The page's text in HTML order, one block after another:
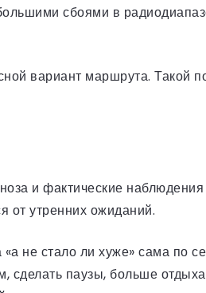
сбоями в
вариант маршрута. Такой
и фактические наблюдения
от утренних ожиданий.
не стало ли хуже» сама по
паузы, больше